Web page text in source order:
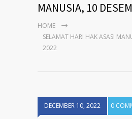
MANUSIA, 10
HOME
SELAMAT HARI HAK ASASI
2022
DECEMBER 10, 2022 0